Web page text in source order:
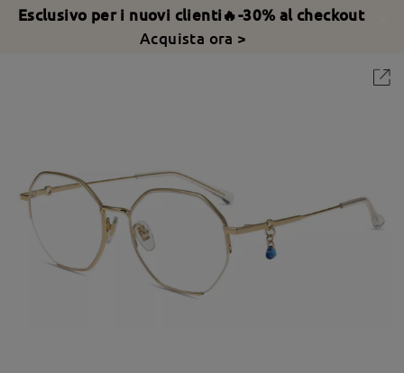
Esclusivo per i nuovi clienti🔥-30% al checkout
Acquista ora >